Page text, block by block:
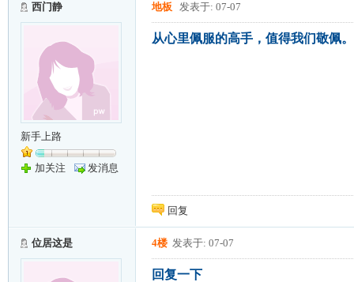
西门静
新手上路
加关注 发消息
地板 发表于: 07-07
从心里佩服的高手，值得我们敬佩
回复
位居这是 4楼 发表于: 07-07
回复一下